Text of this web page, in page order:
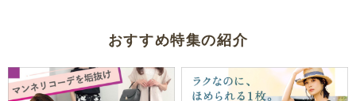
おすすめ特集の紹介